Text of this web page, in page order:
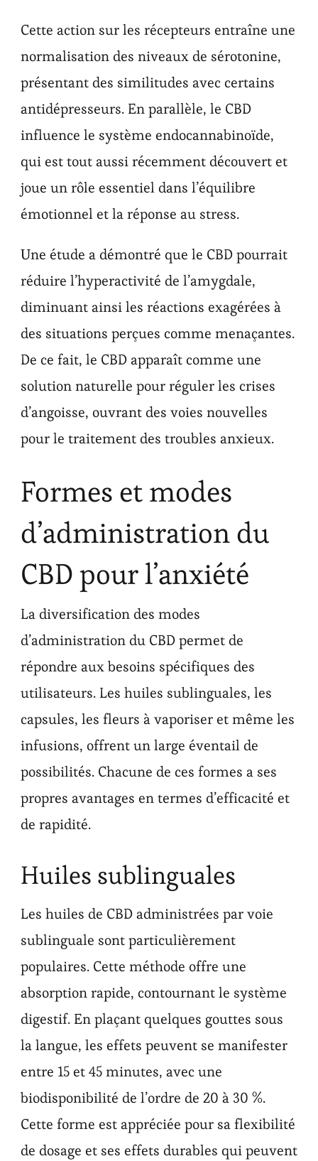
Cette action sur les récepteurs entraîne une
normalisation des niveaux de sérotonine,
présentant des similitudes avec certains
antidépresseurs. En parallèle, le CBD
influence le système endocannabinoïde,
qui est tout aussi récemment découvert et
joue un rôle essentiel dans l’équilibre
émotionnel et la réponse au stress.
Une étude a démontré que le CBD pourrait
réduire l’hyperactivité de l’amygdale,
diminuant ainsi les réactions exagérées à
des situations perçues comme menaçantes.
De ce fait, le CBD apparaît comme une
solution naturelle pour réguler les crises
d’angoisse, ouvrant des voies nouvelles
pour le traitement des troubles anxieux.
Formes et modes
d’administration du
CBD pour l’anxiété
La diversification des modes
d’administration du CBD permet de
répondre aux besoins spécifiques des
utilisateurs. Les huiles sublinguales, les
capsules, les fleurs à vaporiser et même les
infusions, offrent un large éventail de
possibilités. Chacune de ces formes a ses
propres avantages en termes d’efficacité et
de rapidité.
Huiles sublinguales
Les huiles de CBD administrées par voie
sublinguale sont particulièrement
populaires. Cette méthode offre une
absorption rapide, contournant le système
digestif. En plaçant quelques gouttes sous
la langue, les effets peuvent se manifester
entre 15 et 45 minutes, avec une
biodisponibilité de l’ordre de 20 à 30 %.
Cette forme est appréciée pour sa flexibilité
de dosage et ses effets durables qui peuvent